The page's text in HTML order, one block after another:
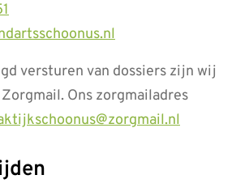
versturen van dossiers zijn wij
Ons zorgmailadres